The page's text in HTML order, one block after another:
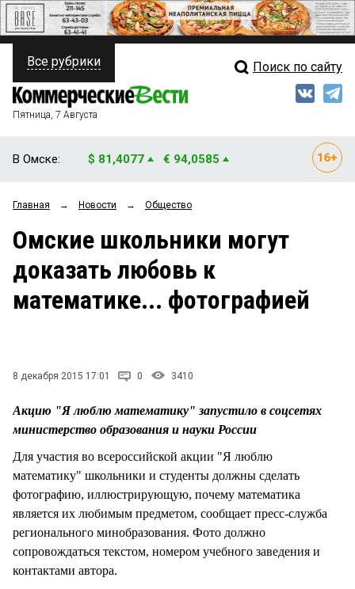
ПОЛИТИКА
ФИНАНСЫ
ОБЩЕСТВО
ЗАКОН
Свежий выпуск
Рейтинги
Блоги
Архив
Все рубрики Поиск по сайту
Пятница, 7 Августа
В Омске: $ 81,4077 € 94,0585
Главная → Новости → Общество
Омские школьники могут
доказать любовь к
математике... фотографией
8 декабря 2015 17:01 0 3410
Акцию "Я люблю математику" запустило в соцсетях
министерство образования и науки России
Для участия во всероссийской акции "Я люблю
математику" школьники и студенты должны сделать
фотографию, иллюстрирующую, почему математика
является их любимым предметом, сообщает пресс-служба
регионального минобразования. Фото должно
сопровождаться текстом, номером учебного заведения и
контактами автора.